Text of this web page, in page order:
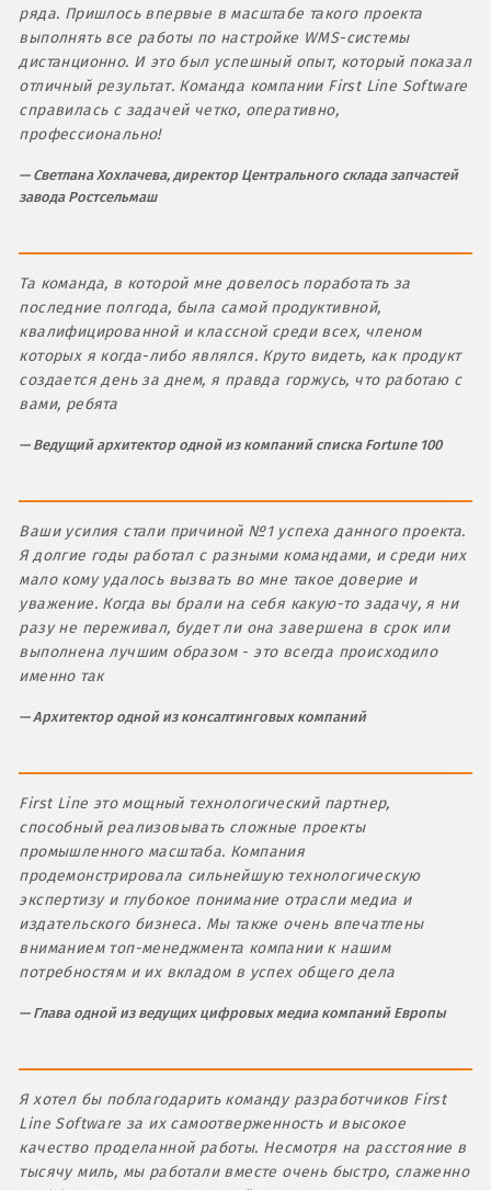
ряда. Пришлось впервые в масштабе такого проекта
выполнять все работы по настройке WMS-системы
дистанционно. И это был успешный опыт, который показал
отличный результат. Команда компании First Line Software
справилась с задачей четко, оперативно,
профессионально!
Светлана Хохлачева, директор Центрального склада запчастей
завода Ростсельмаш
Та команда, в которой мне довелось поработать за
последние полгода, была самой продуктивной,
квалифицированной и классной среди всех, членом
которых я когда-либо являлся. Круто видеть, как продукт
создается день за днем, я правда горжусь, что работаю с
вами, ребята
Ведущий архитектор одной из компаний списка Fortune 100
Ваши усилия стали причиной №1 успеха данного проекта.
Я долгие годы работал с разными командами, и среди них
мало кому удалось вызвать во мне такое доверие и
уважение. Когда вы брали на себя какую-то задачу, я ни
разу не переживал, будет ли она завершена в срок или
выполнена лучшим образом - это всегда происходило
именно так
Архитектор одной из консалтинговых компаний
First Line это мощный технологический партнер,
способный реализовывать сложные проекты
промышленного масштаба. Компания
продемонстрировала сильнейшую технологическую
экспертизу и глубокое понимание отрасли медиа и
издательского бизнеса. Мы также очень впечатлены
вниманием топ-менеджмента компании к нашим
потребностям и их вкладом в успех общего дела
Глава одной из ведущих цифровых медиа компаний Европы
Я хотел бы поблагодарить команду разработчиков First
Line Software за их самоотверженность и высокое
качество проделанной работы. Несмотря на расстояние в
тысячу миль, мы работали вместе очень быстро, слаженно